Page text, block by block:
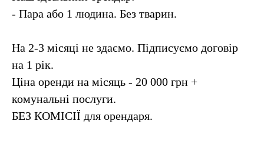
- Пара або 1 людина. Без тварин.
На 2-3 місяці не здаємо. Підписуємо договір
на 1 рік.
Ціна оренди на місяць - 20 000 грн +
комунальні послуги.
БЕЗ КОМІСІЇ для орендаря.